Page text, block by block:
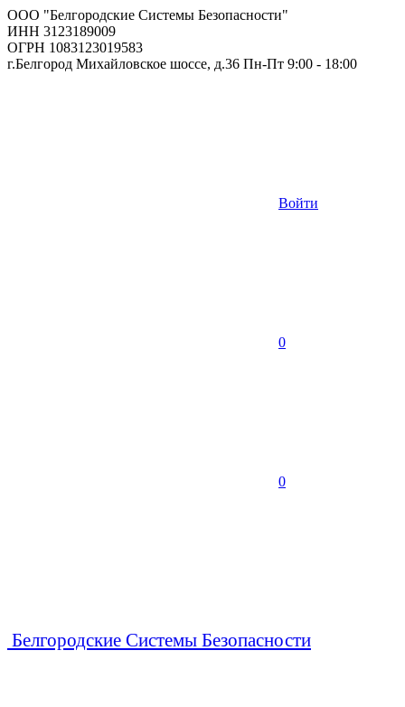
ООО "Белгородские Системы Безопасности"
ИНН 3123189009
ОГРН 1083123019583
г.Белгород Михайловское шоссе, д.36 Пн-Пт 9:00 - 18:00
Войти
0
0
Белгородские Системы Безопасности